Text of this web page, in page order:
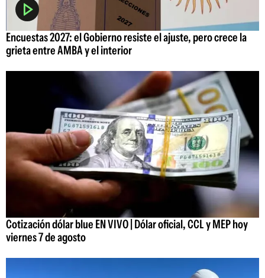
Encuestas 2027: el Gobierno resiste el ajuste, pero crece la
grieta entre AMBA y el interior
Cotización dólar blue EN VIVO | Dólar oficial, CCL y MEP hoy
viernes 7 de agosto